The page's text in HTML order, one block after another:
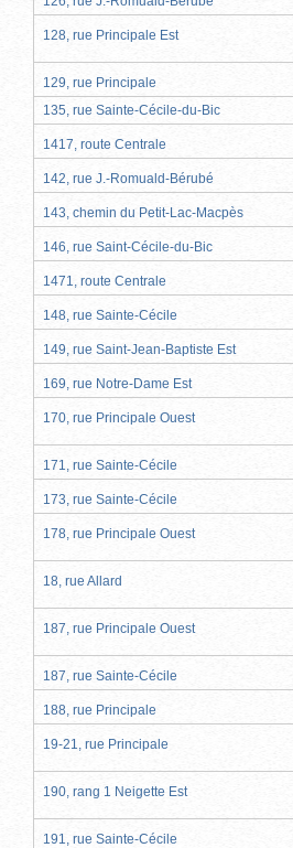
128, rue Principale Est
129, rue Principale
135, rue Sainte-Cécile-du-Bic
1417, route Centrale
142, rue J.-Romuald-Bérubé
143, chemin du Petit-Lac-Macpès
146, rue Saint-Cécile-du-Bic
1471, route Centrale
148, rue Sainte-Cécile
149, rue Saint-Jean-Baptiste Est
169, rue Notre-Dame Est
170, rue Principale Ouest
171, rue Sainte-Cécile
173, rue Sainte-Cécile
178, rue Principale Ouest
18, rue Allard
187, rue Principale Ouest
187, rue Sainte-Cécile
188, rue Principale
19-21, rue Principale
190, rang 1 Neigette Est
191, rue Sainte-Cécile